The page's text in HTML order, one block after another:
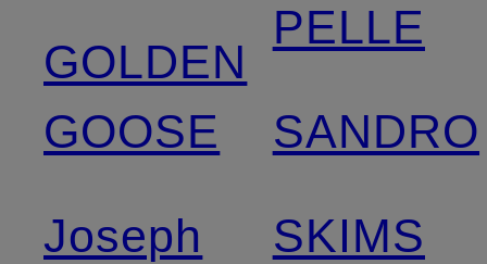
GOLDEN
GOOSE
Joseph
PELLE
SANDRO
SKIMS